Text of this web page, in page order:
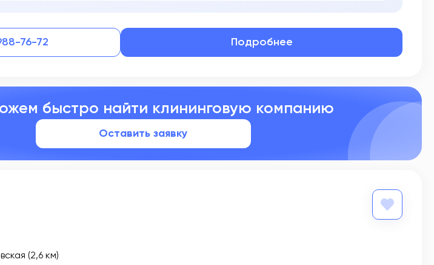
76-72 Подробнее
быстро найти клининговую компанию
Оставить заявку
(2,6 км)